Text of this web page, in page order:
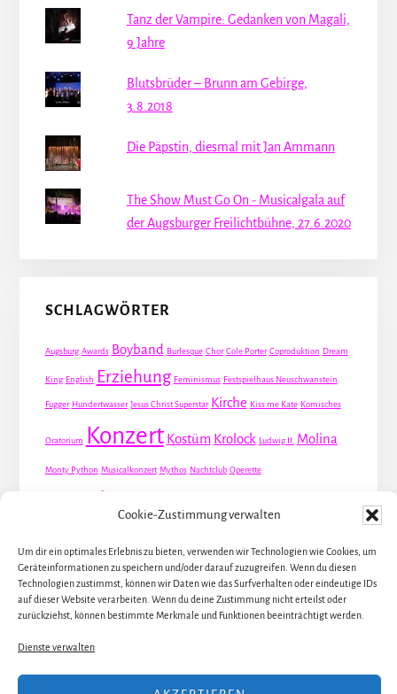
Cookie-Zustimmung verwalten
Um dir ein optimales Erlebnis zu bieten, verwenden wir Technologien wie Cookies, um
Geräteinformationen zu speichern und/oder darauf zuzugreifen. Wenn du diesen
Technologien zustimmst, können wir Daten wie das Surfverhalten oder eindeutige IDs
auf dieser Website verarbeiten. Wenn du deine Zustimmung nicht erteilst oder
zurückziehst, können bestimmte Merkmale und Funktionen beeinträchtigt werden.
Dienste verwalten
Tanz der Vampire: Gedanken von Magali,
9 Jahre
Blutsbrüder – Brunn am Gebirge,
3.8.2018
Die Päpstin, diesmal mit Jan Ammann
The Show Must Go On - Musicalgala auf
der Augsburger Freilichtbühne, 27.6.2020
SCHLAGWÖRTER
Augsburg Awards Boyband Burlesque Chor Cole Porter Coproduktion Dream
King English Erziehung Feminismus Festspielhaus Neuschwanstein
Fugger Hundertwasser Jesus Christ Superstar Kirche Kiss me Kate Komisches
Oratorium Konzert Kostüm Krolock Ludwig II. Molina
Monty Python Musicalkonzert Mythos Nachtclub Operette
Dirie WeltpremiereÖsterreich Übersetzung